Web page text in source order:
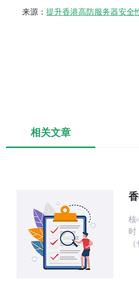
来源： 提升香港高防服务器安全
相关文章
核
时